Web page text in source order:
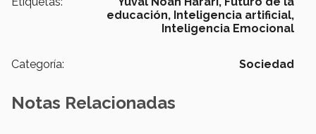
educación, Inteligencia artificial,
Inteligencia Emocional
Categoría: Sociedad
Notas Relacionadas